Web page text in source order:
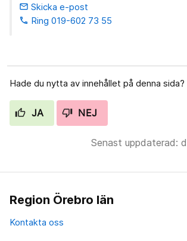
email Skicka e-post
phone Ring 019-602 73 55
Hade du nytta av innehållet på denna sida?
JA NEJ
Senast uppdaterad:
Region Örebro län
Kontakta oss